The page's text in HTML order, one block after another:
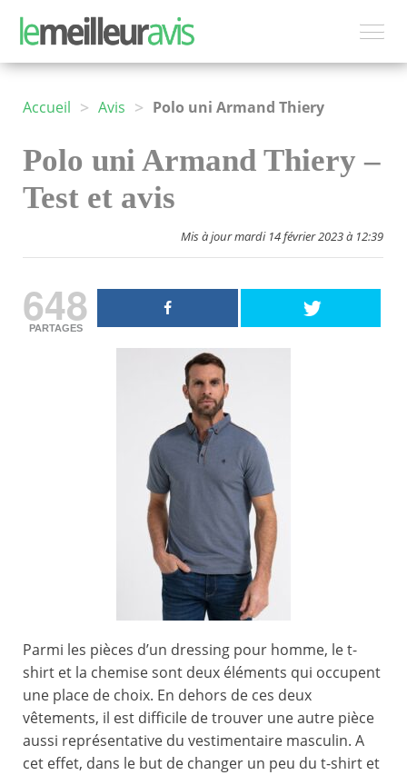
Accueil > Avis > Polo uni Armand Thiery
Polo uni Armand Thiery –
Test et avis
Mis à jour mardi 14 février 2023 à 12:39
648
PARTAGES
Parmi les pièces d’un dressing pour homme, le t-
shirt et la chemise sont deux éléments qui occupent
une place de choix. En dehors de ces deux
vêtements, il est difficile de trouver une autre pièce
aussi représentative du vestimentaire masculin. A
cet effet, dans le but de changer un peu du t-shirt et